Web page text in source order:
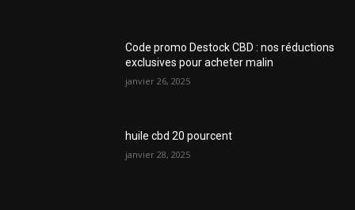
Code promo Destock CBD : nos réductions
exclusives pour acheter malin
janvier 26, 2025
huile cbd 20 pourcent
janvier 28, 2025